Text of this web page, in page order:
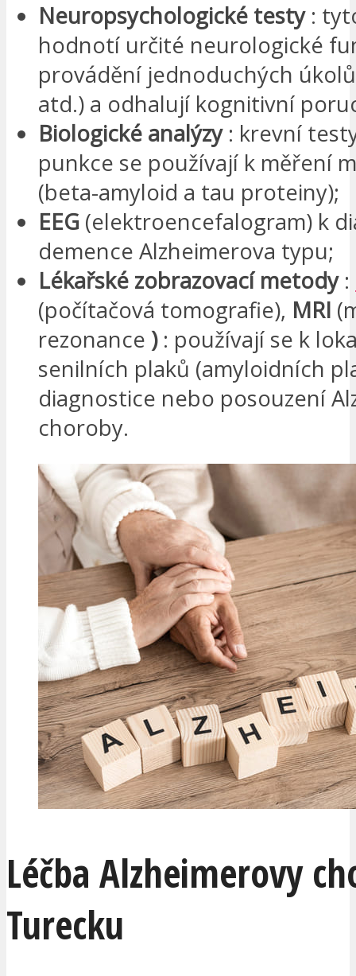
Neuropsychologické testy :
hodnotí určité neurologické
provádění jednoduchých
atd.) a odhalují kognitivní
Biologické analýzy : krevní
punkce se používají k měření
(beta-amyloid a tau proteiny);
EEG (elektroencefalogram) k
demence Alzheimerova typu;
Lékařské zobrazovací metody :
(počítačová tomografie), MRI
rezonance ) : používají se k
senilních plaků (amyloidních
diagnostice nebo posouzení
choroby.
Léčba Alzheimerovy
Turecku